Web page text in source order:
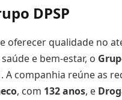
DPSP
oferecer qualidade no
e bem-estar, o
. A companhia reúne as
, com 132 anos, e